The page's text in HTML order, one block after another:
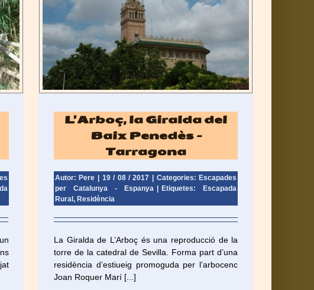
L’Arboç, la Giralda del
Baix Penedès –
Tarragona
Autor: Pere 19 / 08 / 2017 Categories: Escapades
per Catalunya - Espanya
Etiquetes:
Escapada
Rural , Residència
La Giralda de L’Arboç és una reproducció de la
torre de la catedral de Sevilla. Forma part d’una
residència d’estiueig promoguda per l’arbocenc
Joan Roquer Marí [...]